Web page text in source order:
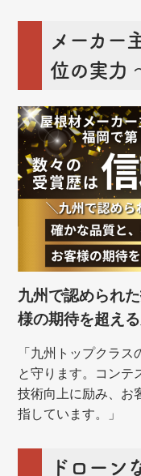
メーカー
位の実力
九州で認められ
様の期待を超える
「九州トップクラ
と守ります。コンテ
技術向上に励み、お
指しています。」
ドローン